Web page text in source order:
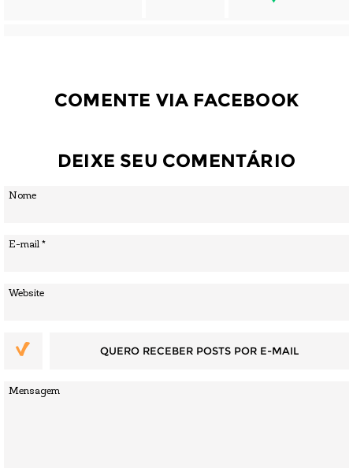
COMENTE VIA FACEBOOK
DEIXE SEU COMENTÁRIO
QUERO RECEBER POSTS POR E-MAIL